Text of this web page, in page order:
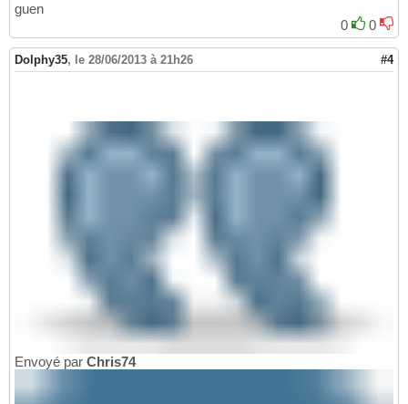
guen
0
0
Dolphy35, le 28/06/2013 à 21h26 #4
Envoyé par Chris74